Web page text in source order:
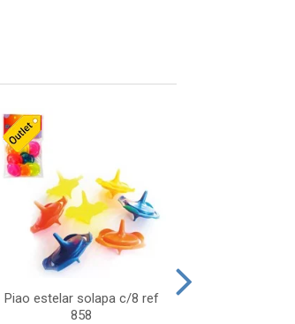
Piao estelar solapa c/8 ref
858